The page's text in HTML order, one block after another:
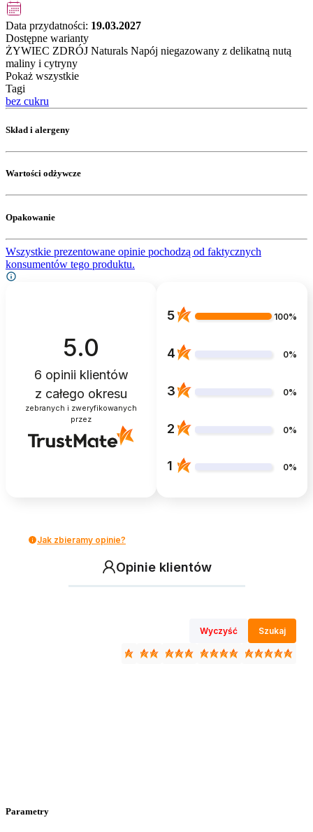
Data przydatności: 19.03.2027
Dostępne warianty
ŻYWIEC ZDRÓJ Naturals Napój niegazowany z delikatną nutą
maliny i cytryny
Pokaż wszystkie
Tagi
bez cukru
Skład i alergeny
Wartości odżywcze
Opakowanie
Wszystkie prezentowane opinie pochodzą od faktycznych
konsumentów tego produktu.
5.0
6 opinii klientów
z całego okresu
zebranych i zweryfikowanych
przez
5 100%
4 0%
3 0%
2 0%
1 0%
Jak zbieramy opinie?
Opinie klientów
Wyczyść Szukaj
Parametry